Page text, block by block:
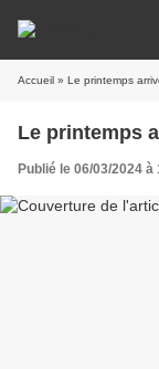
Accueil » Le printemps
Le printemps
Publié le 06/03/2024 à